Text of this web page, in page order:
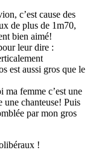
c’est cause des
de plus de 1m70,
bien aimé!
leur dire :
est aussi gros que le
ma femme c’est une
une chanteuse! Puis
par mon gros
!